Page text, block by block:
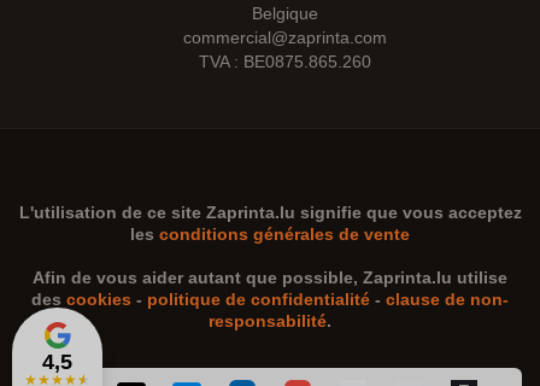
4,5
★★★★★
Belgique
commercial@zaprinta.com
TVA : BE0875.865.260
L'utilisation de ce site Zaprinta.lu signifie que vous acceptez
les conditions générales de vente
Afin de vous aider autant que possible, Zaprinta.lu utilise
des cookies - politique de confidentialité - clause de non-
responsabilité.